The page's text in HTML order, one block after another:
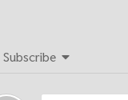
Subscribe